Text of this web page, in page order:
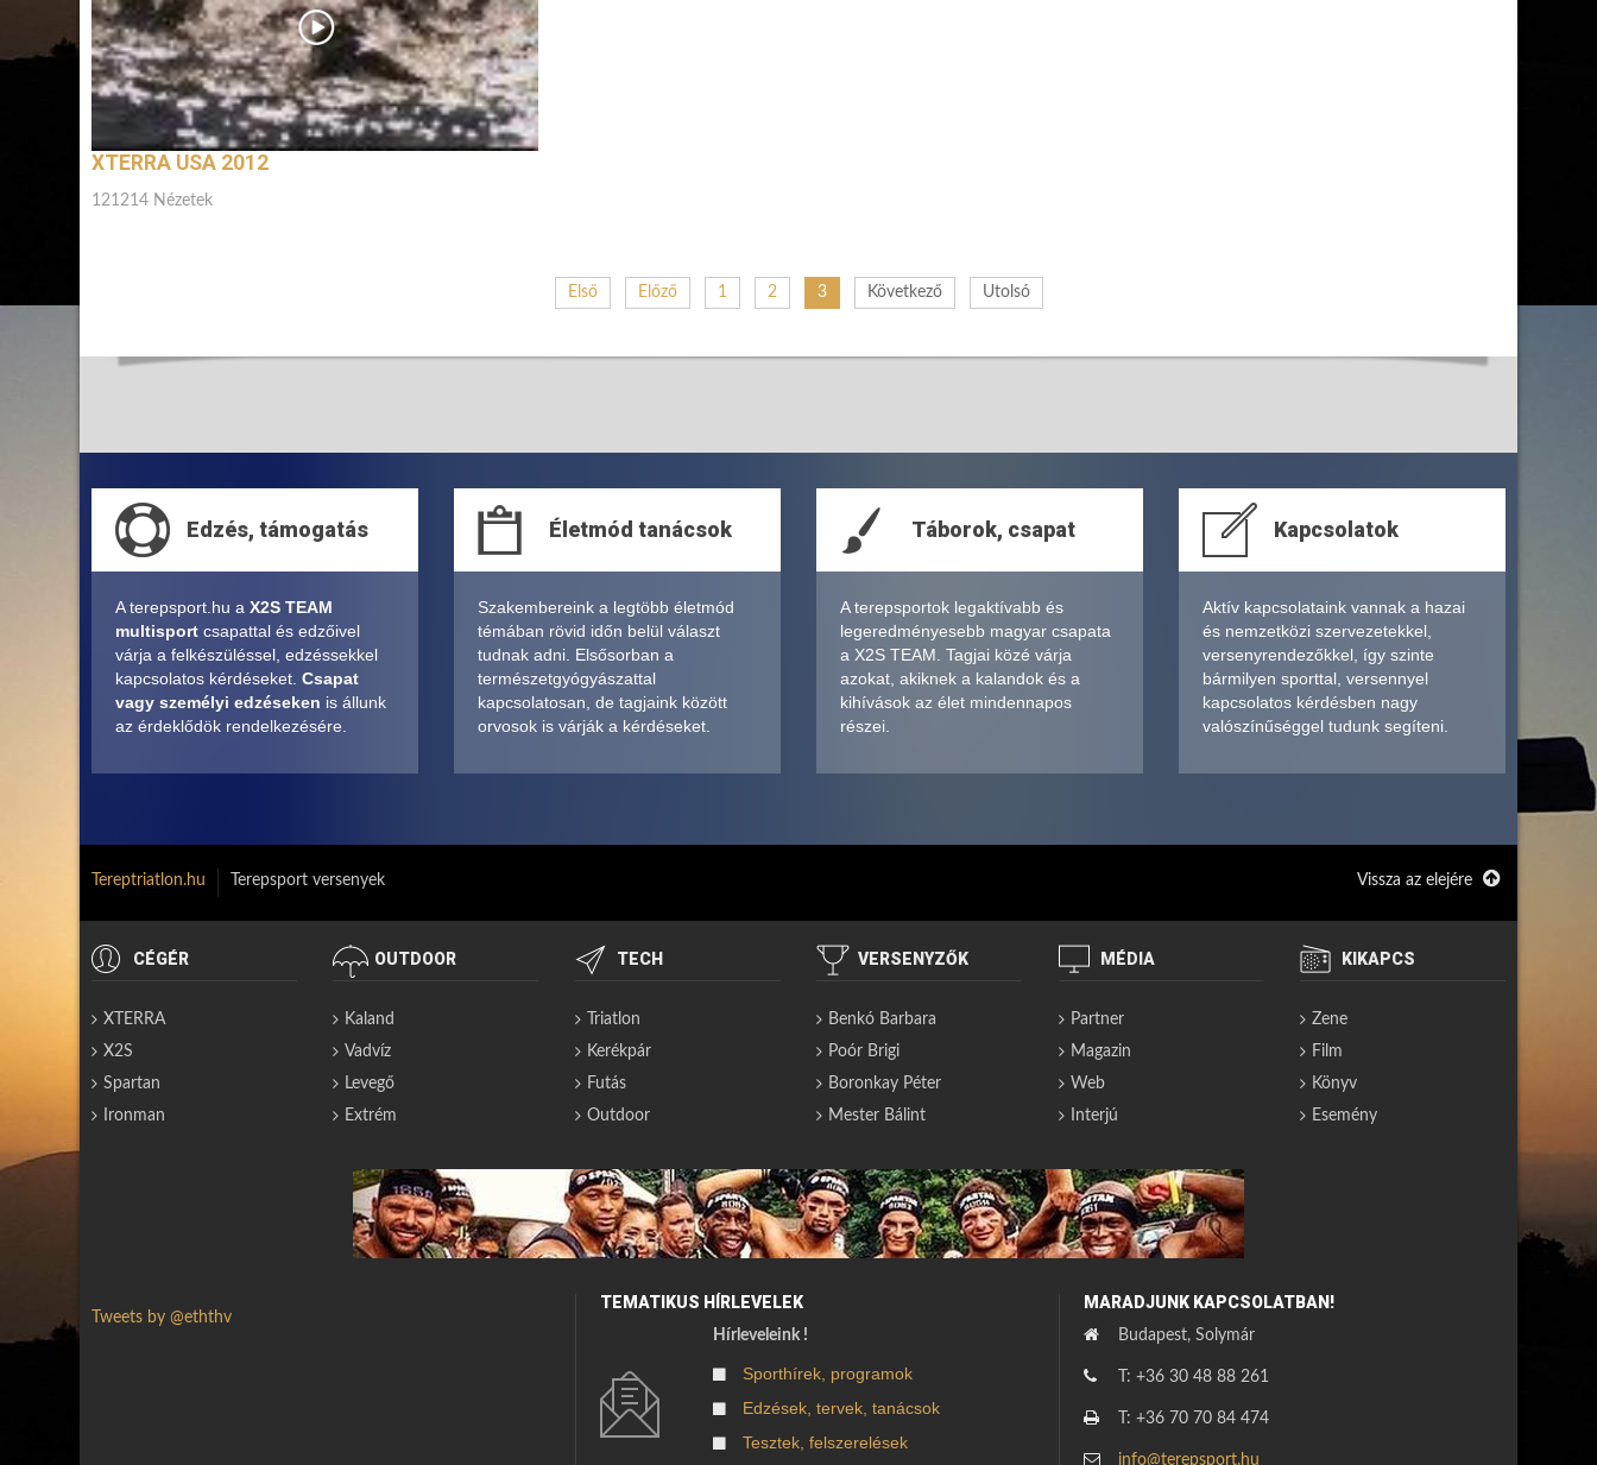
XTERRA USA 2012
121214 Nézetek
Első Előző 1 2 3 Következő Utolsó
Edzés, támogatás
A terepsport.hu a X2S TEAM
multisport csapattal és edzőivel
várja a felkészüléssel, edzéssekkel
kapcsolatos kérdéseket. Csapat
vagy személyi edzéseken is állunk
az érdeklődök rendelkezésére.
Életmód tanácsok
Szakembereink a legtöbb életmód
témában rövid időn belül választ
tudnak adni. Elsősorban a
természetgyógyászattal
kapcsolatosan, de tagjaink között
orvosok is várják a kérdéseket.
Táborok, csapat
A terepsportok legaktívabb és
legeredményesebb magyar csapata
a X2S TEAM. Tagjai közé várja
azokat, akiknek a kalandok és a
kihívások az élet mindennapos
részei.
Kapcsolatok
Aktív kapcsolataink vannak a hazai
és nemzetközi szervezetekkel,
versenyrendezőkkel, így szinte
bármilyen sporttal, versennyel
kapcsolatos kérdésben nagy
valószínűséggel tudunk segíteni.
Tereptriatlon.hu Terepsport versenyek Vissza az elejére
CÉGÉR
XTERRA
X2S
Spartan
Ironman
OUTDOOR
Kaland
Vadvíz
Levegő
Extrém
TECH
Triatlon
Kerékpár
Futás
Outdoor
VERSENYZŐK
Benkó Barbara
Poór Brigi
Boronkay Péter
Mester Bálint
MÉDIA
Partner
Magazin
Web
Interjú
KIKAPCS
Zene
Film
Könyv
Esemény
Tweets by @eththv
TEMATIKUS HÍRLEVELEK
Hírleveleink !
Sporthírek, programok
Edzések, tervek, tanácsok
Tesztek, felszerelések
MARADJUNK KAPCSOLATBAN!
Budapest, Solymár
T: +36 30 48 88 261
T: +36 70 70 84 474
info@terepsport.hu